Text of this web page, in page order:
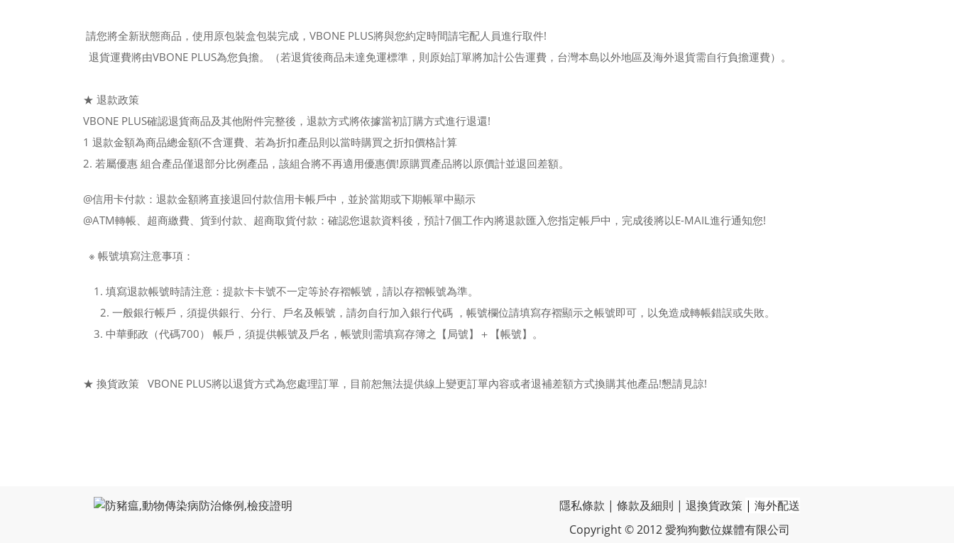
請您將全新狀態商品，使用原包裝盒包裝完成，VBONE PLUS將與您約定時間請宅配人員進行取件!
退貨運費將由VBONE PLUS為您負擔。（若退貨後商品未達免運標準，則原始訂單將加計公告運費，台灣本島以外地區及海外退貨需自行負擔運費）。
★ 退款政策
VBONE PLUS確認退貨商品及其他附件完整後，退款方式將依據當初訂購方式進行退還!
1 退款金額為商品總金額(不含運費、若為折扣產品則以當時購買之折扣價格計算
2. 若屬優惠 組合產品僅退部分比例產品，該組合將不再適用優惠價!原購買產品將以原價計並退回差額。
@信用卡付款：退款金額將直接退回付款信用卡帳戶中，並於當期或下期帳單中顯示
@ATM轉帳、超商繳費、貨到付款、超商取貨付款：確認您退款資料後，預計7個工作內將退款匯入您指定帳戶中，完成後將以E-MAIL進行通知您!
※ 帳號填寫注意事項：
1. 填寫退款帳號時請注意：提款卡卡號不一定等於存褶帳號，請以存褶帳號為準。
2. 一般銀行帳戶，須提供銀行、分行、戶名及帳號，請勿自行加入銀行代碼 ，帳號欄位請填寫存褶顯示之帳號即可，以免造成轉帳錯誤或失敗。
3. 中華郵政（代碼700） 帳戶，須提供帳號及戶名，帳號則需填寫存簿之【局號】＋【帳號】。
★ 換貨政策 VBONE PLUS將以退貨方式為您處理訂單，目前恕無法提供線上變更訂單內容或者退補差額方式換購其他產品!懇請見諒!
隱私條款 | 條款及細則 | 退換貨政策 | 海外配送
Copyright © 2012 愛狗狗數位媒體有限公司